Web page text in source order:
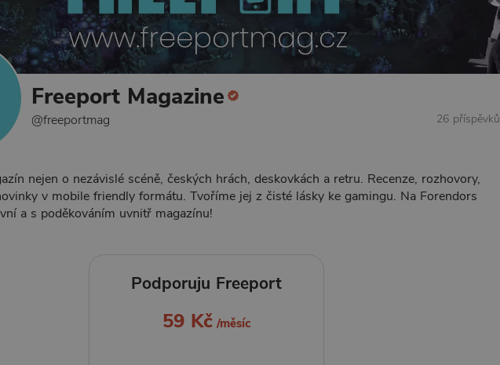
Freeport Magazine
@freeportmag 26 příspěvků
nejen o nezávislé scéně, českých hrách, deskovkách a retru. Recenze, rozhovory,
v mobile friendly formátu. Tvoříme jej z čisté lásky ke gamingu. Na Forendors
a s poděkováním uvnitř magazínu!
Podporuju Freeport
59 Kč /měsíc